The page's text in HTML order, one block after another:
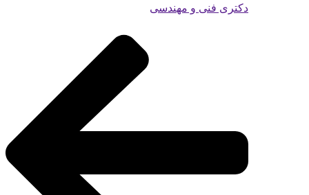
دکتری فنی و مهندسی